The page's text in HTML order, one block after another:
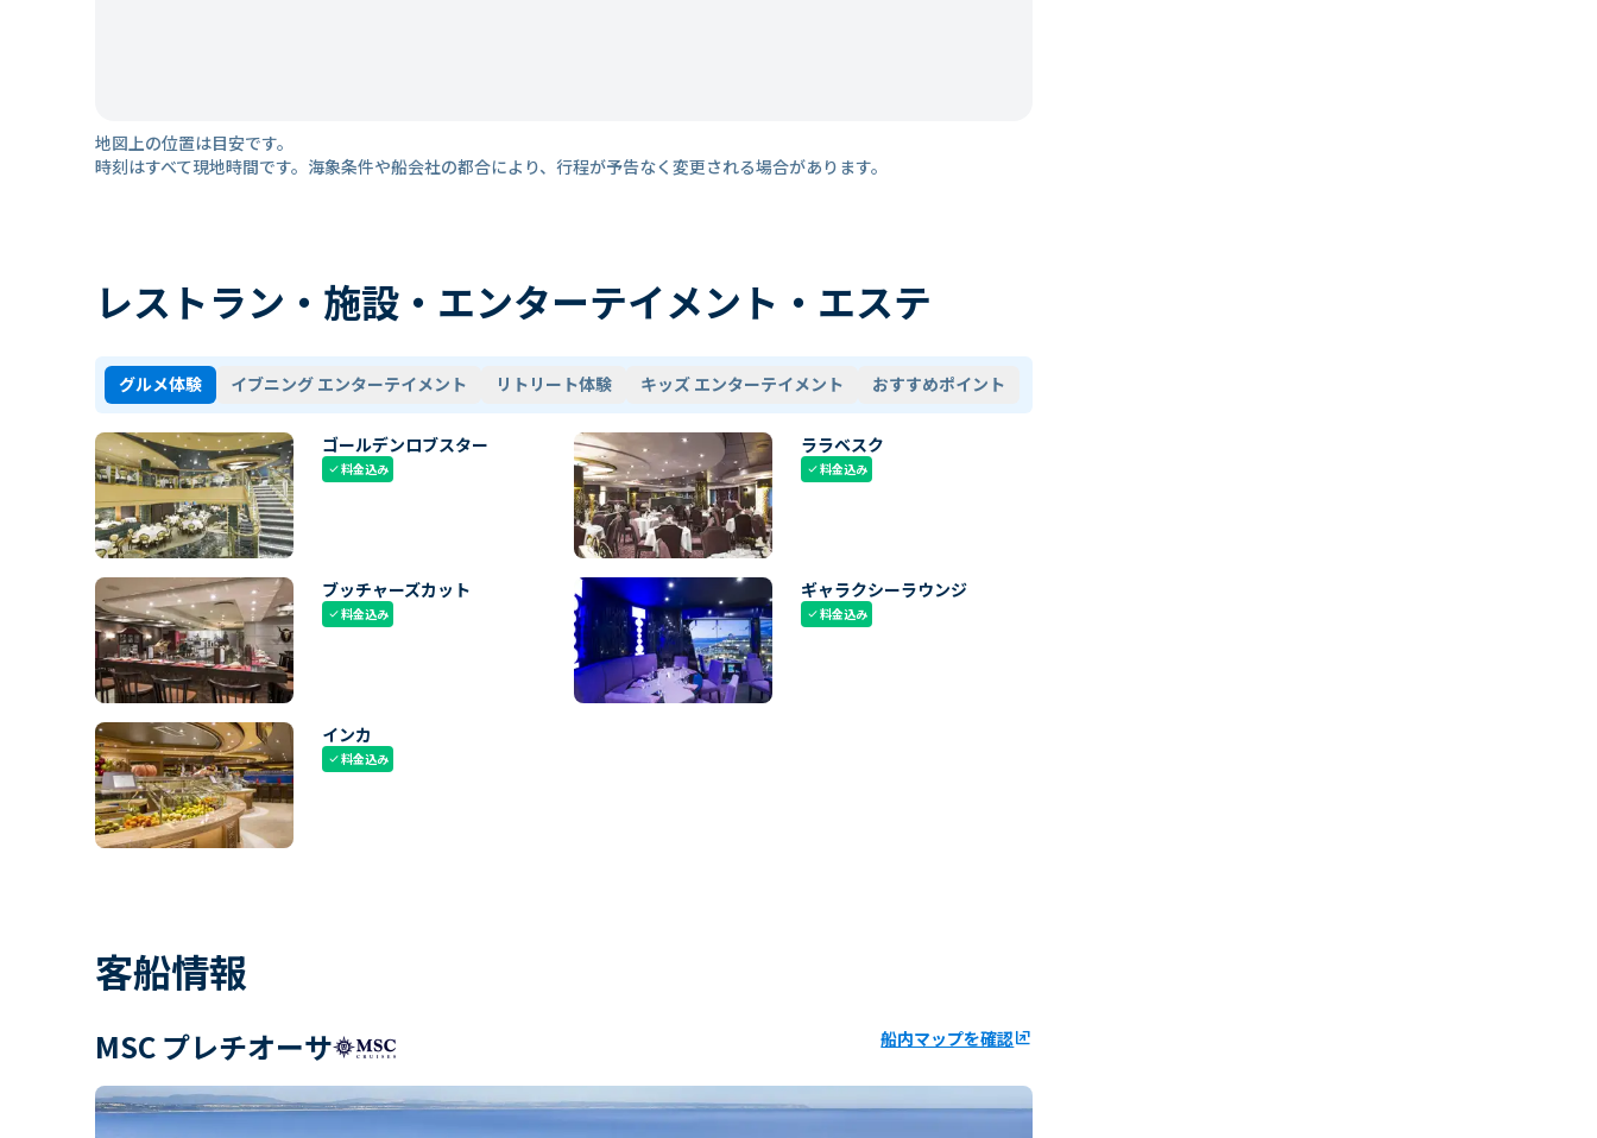
地図上の位置は目安です。
時刻はすべて現地時間です。海象条件や船会社の都合により、行程が予告なく変更される場合があります。
レストラン・施設・エンターテイメント・エステ
グルメ体験 イブニング エンターテイメント リトリート体験 キッズ エンターテイメント おすすめポイント
ゴールデンロブスター
check料金込み
ララベスク
check料金込み
ブッチャーズカット
check料金込み
ギャラクシーラウンジ
check料金込み
インカ
check料金込み
客船情報
MSC プレチオーサ 船内マップを確認ungroup